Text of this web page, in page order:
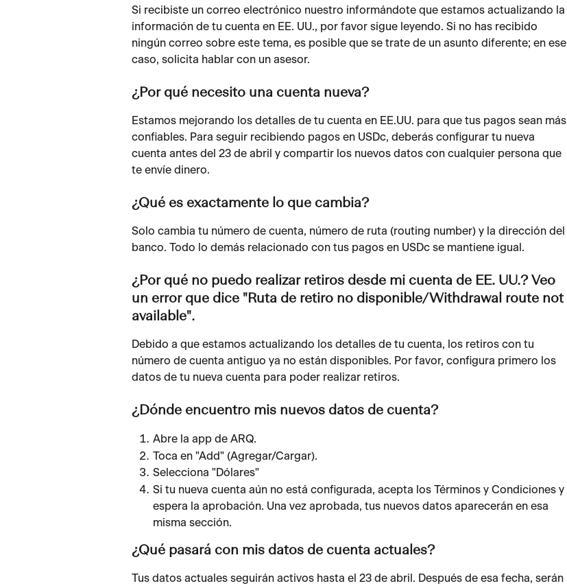
Si recibiste un correo electrónico nuestro informándote que estamos actualizando la
información de tu cuenta en EE. UU., por favor sigue leyendo. Si no has recibido
ningún correo sobre este tema, es posible que se trate de un asunto diferente; en ese
caso, solicita hablar con un asesor.
¿Por qué necesito una cuenta nueva?
Estamos mejorando los detalles de tu cuenta en EE.UU. para que tus pagos sean más
confiables. Para seguir recibiendo pagos en USDc, deberás configurar tu nueva
cuenta antes del 23 de abril y compartir los nuevos datos con cualquier persona que
te envíe dinero.
¿Qué es exactamente lo que cambia?
Solo cambia tu número de cuenta, número de ruta (routing number) y la dirección del
banco. Todo lo demás relacionado con tus pagos en USDc se mantiene igual.
¿Por qué no puedo realizar retiros desde mi cuenta de EE. UU.? Veo
un error que dice "Ruta de retiro no disponible/Withdrawal route not
available".
Debido a que estamos actualizando los detalles de tu cuenta, los retiros con tu
número de cuenta antiguo ya no están disponibles. Por favor, configura primero los
datos de tu nueva cuenta para poder realizar retiros.
¿Dónde encuentro mis nuevos datos de cuenta?
Abre la app de ARQ.
Toca en "Add" (Agregar/Cargar).
Selecciona "Dólares"
Si tu nueva cuenta aún no está configurada, acepta los Términos y Condiciones y
espera la aprobación. Una vez aprobada, tus nuevos datos aparecerán en esa
misma sección.
¿Qué pasará con mis datos de cuenta actuales?
Tus datos actuales seguirán activos hasta el 23 de abril. Después de esa fecha, serán